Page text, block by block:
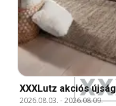
XXXLutz akciós újság
2026.08.03. -2026.08.09.